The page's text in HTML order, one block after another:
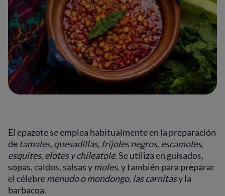
El epazote se emplea habitualmente en la preparación
de tamales, quesadillas, frijoles negros, escamoles,
esquites, elotes y chileatole. Se utiliza en guisados,
sopas, caldos, salsas ymoles,y también para preparar
el célebremenudo o mondongo, las carnitasy la
barbacoa.